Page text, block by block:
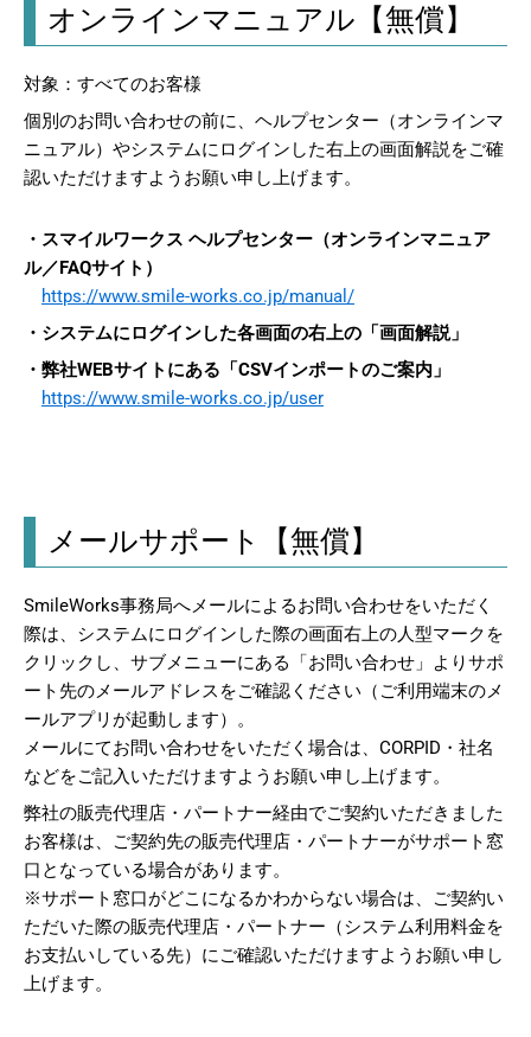
オンラインマニュアル【無償】
対象：すべてのお客様
個別のお問い合わせの前に、ヘルプセンター（オンラインマ
ニュアル）やシステムにログインした右上の画面解説をご確
認いただけますようお願い申し上げます。
・スマイルワークス ヘルプセンター（オンラインマニュア
ル／FAQサイト）
https://www.smile-works.co.jp/manual/
・システムにログインした各画面の右上の「画面解説」
・弊社WEBサイトにある「CSVインポートのご案内」
https://www.smile-works.co.jp/user
メールサポート【無償】
SmileWorks事務局へメールによるお問い合わせをいただく
際は、システムにログインした際の画面右上の人型マークを
クリックし、サブメニューにある「お問い合わせ」よりサポ
ート先のメールアドレスをご確認ください（ご利用端末のメ
ールアプリが起動します）。
メールにてお問い合わせをいただく場合は、CORPID・社名
などをご記入いただけますようお願い申し上げます。
弊社の販売代理店・パートナー経由でご契約いただきました
お客様は、ご契約先の販売代理店・パートナーがサポート窓
口となっている場合があります。
※サポート窓口がどこになるかわからない場合は、ご契約い
ただいた際の販売代理店・パートナー（システム利用料金を
お支払いしている先）にご確認いただけますようお願い申し
上げます。